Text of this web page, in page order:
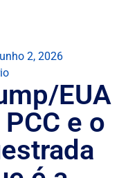
2, 2026
EUA
e o